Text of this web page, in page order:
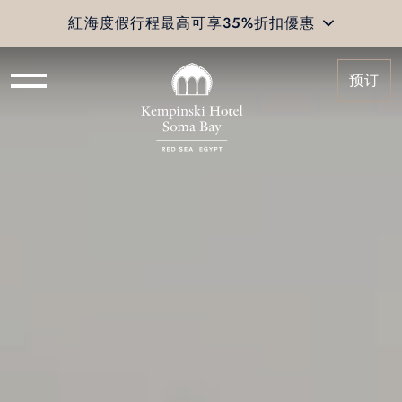
紅海度假行程最高可享35%折扣優惠
预订